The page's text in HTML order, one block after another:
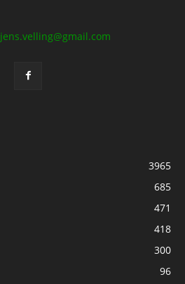
jens.velling@gmail.com
3965
685
471
418
300
96